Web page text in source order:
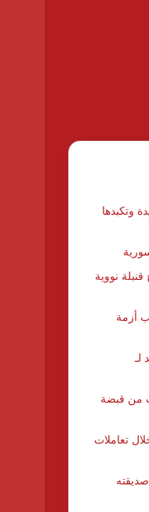
وتكبدها
نووية
أزمة
لـ
من قبضة
تعاملات